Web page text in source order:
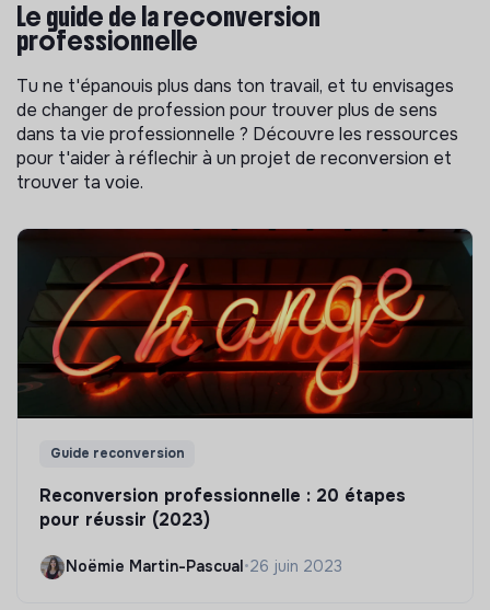
Le guide de la reconversion
professionnelle
Tu ne t'épanouis plus dans ton travail, et tu envisages
de changer de profession pour trouver plus de sens
dans ta vie professionnelle ? Découvre les ressources
pour t'aider à réflechir à un projet de reconversion et
trouver ta voie.
Guide reconversion
Reconversion professionnelle : 20 étapes
pour réussir (2023)
Noëmie Martin-Pascual•26 juin 2023